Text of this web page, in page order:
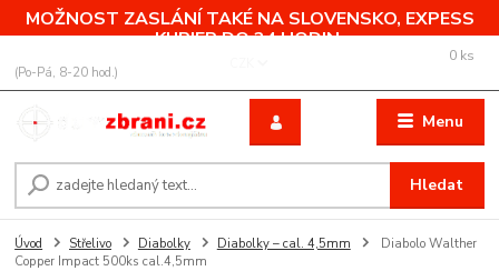
MOŽNOST ZASLÁNÍ TAKÉ NA SLOVENSKO, EXPESS
KURIER DO 24 HODIN.
Menu
Hledat
(Po-Pá, 8-20 hod.)
0 ks
Úvod Střelivo Diabolky Diabolky – cal. 4,5mm
Diabolo Walther
Copper Impact 500ks cal.4,5mm